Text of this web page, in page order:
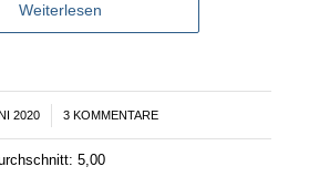
Weiterlesen
2020 3 KOMMENTARE
5,00